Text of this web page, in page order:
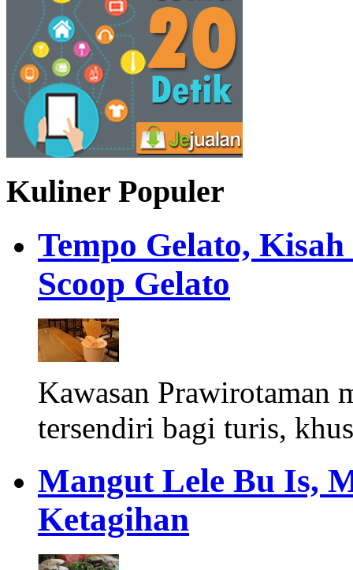
Kuliner Populer
Tempo Gelato,
Scoop Gelato
Kawasan Prawirotaman
tersendiri bagi turis,
Mangut Lele Bu Is,
Ketagihan